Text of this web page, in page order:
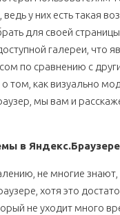
у них есть такая
для своей
галереи, что
по сравнению с
том, как визуально
мы вам и
в Яндекс.Браузере
не многие знают,
хотя это
не уходит много